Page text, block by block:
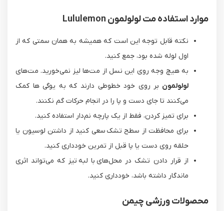
موارد استفاده مت لولولمون Lululemon
نکته قابل توجه این است که همیشه به همان سمتی که از
اول لوله شده بود، جمع کنید.
به هیچ وجه روی این نسل از مت‌ها لیز نمی‌خورید. مت‌های
لولولمون بر روی خود خطوطی دارند که به یوگی ها کمک
می‌کنند تا جای دست و‌ پا را در انجام حرکات گم نکنند.
برای تمیز کردن، فقط از یک پارچه نم‌دار استفاده کنید.
برای محافظت از سطح تشک سعی کنید از داشتن لوسیون یا
حلقه روی دست یا پا قبل از تمرین خودداری کنید.
از قرار دادن تشک در محل‌های با لبه تیز که می‌تواند اثری
ماندگار داشته باشد، خودداری کنید.
محصولات ورزشی چیمن